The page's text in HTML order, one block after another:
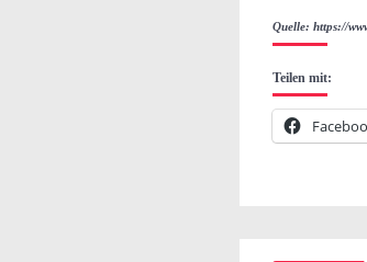
Quelle: https://
Teilen mit: